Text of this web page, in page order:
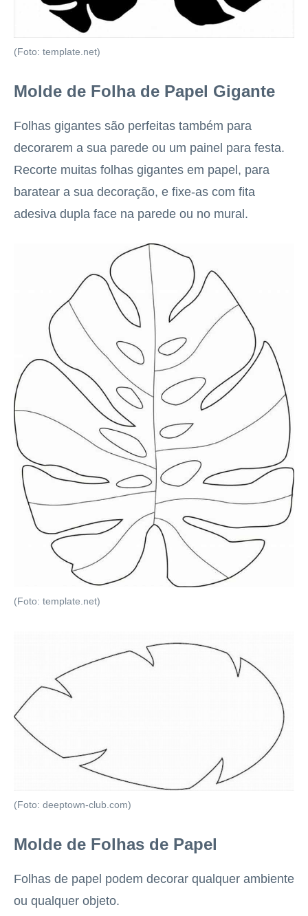
(Foto: template.net)
Molde de Folha de Papel Gigante
Folhas gigantes são perfeitas também para
decorarem a sua parede ou um painel para festa.
Recorte muitas folhas gigantes em papel, para
baratear a sua decoração, e fixe-as com fita
adesiva dupla face na parede ou no mural.
(Foto: template.net)
(Foto: deeptown-club.com)
Molde de Folhas de Papel
Folhas de papel podem decorar qualquer ambiente
ou qualquer objeto.